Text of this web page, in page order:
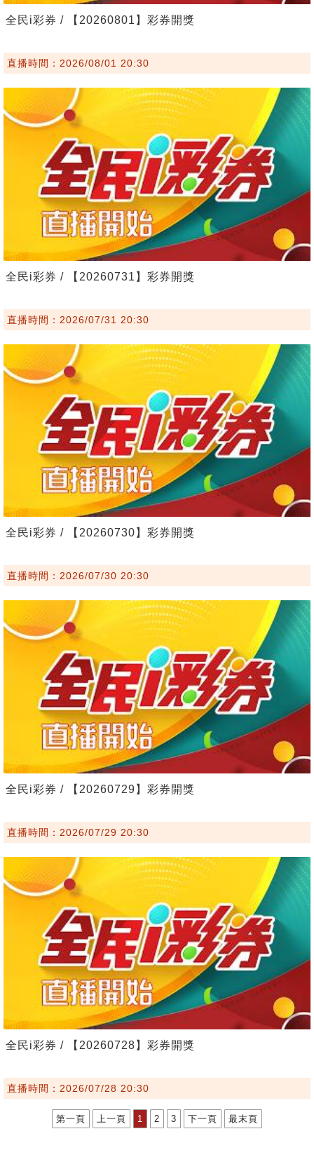
全民i彩券 / 【20260801】彩券開獎
直播時間：2026/08/01 20:30
全民i彩券 / 【20260731】彩券開獎
直播時間：2026/07/31 20:30
全民i彩券 / 【20260730】彩券開獎
直播時間：2026/07/30 20:30
全民i彩券 / 【20260729】彩券開獎
直播時間：2026/07/29 20:30
全民i彩券 / 【20260728】彩券開獎
直播時間：2026/07/28 20:30
第一頁 上一頁 1 2 3 下一頁 最末頁